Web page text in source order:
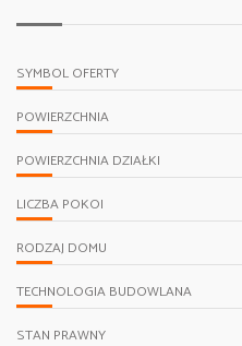
SYMBOL OFERTY
POWIERZCHNIA
POWIERZCHNIA DZIAŁKI
LICZBA POKOI
RODZAJ DOMU
TECHNOLOGIA BUDOWLANA
STAN PRAWNY